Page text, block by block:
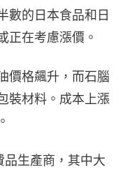
數的日本食品和日
正在考慮漲價。
價格飆升，而石腦
裝材料。成本上漲
品生產商，其中大